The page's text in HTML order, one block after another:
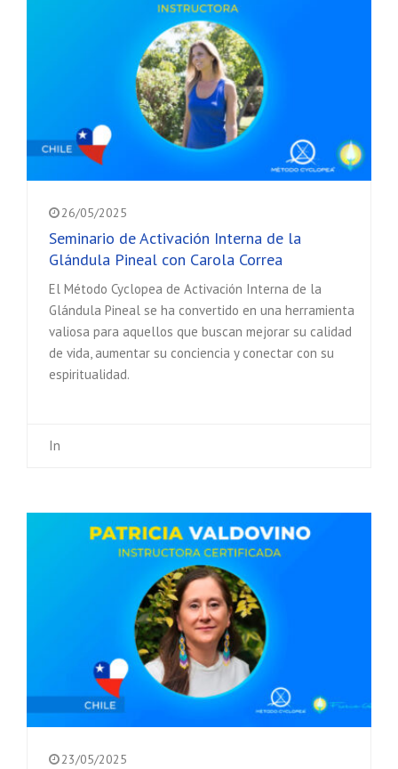
26/05/2025
Seminario de Activación Interna de la
Glándula Pineal con Carola Correa
El Método Cyclopea de Activación Interna de la
Glándula Pineal se ha convertido en una herramienta
valiosa para aquellos que buscan mejorar su calidad
de vida, aumentar su conciencia y conectar con su
espiritualidad.
In
23/05/2025